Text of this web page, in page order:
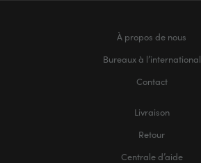
À propos de nous
Bureaux à l’international
Contact
Livraison
Retour
Centrale d’aide